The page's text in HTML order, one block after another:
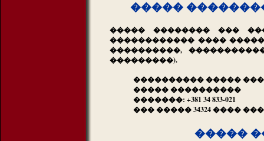
�����
����� �������� ���
������������ ����
����������,
���������).
���������� �����
����� ����������
�������: +381 34 833-021
��� ����� 34324 ����
�����